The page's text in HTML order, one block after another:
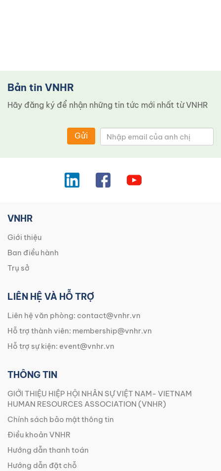
Bản tin VNHR
Hãy đăng ký để nhận những tin tức mới nhất từ ​​VNHR
Gửi
VNHR
Giới thiệu
Ban điều hành
Trụ sở
LIÊN HỆ VÀ HỖ TRỢ
Liên hệ văn phòng: contact@vnhr.vn
Hỗ trợ thành viên: membership@vnhr.vn
Hỗ trợ sự kiện: event@vnhr.vn
THÔNG TIN
GIỚI THIỆU HIỆP HỘI NHÂN SỰ VIỆT NAM- VIETNAM
HUMAN RESOURCES ASSOCIATION (VNHR)
Chính sách bảo mật thông tin
Điều khoản VNHR
Hướng dẫn thanh toán
Hướng dẫn đặt chỗ